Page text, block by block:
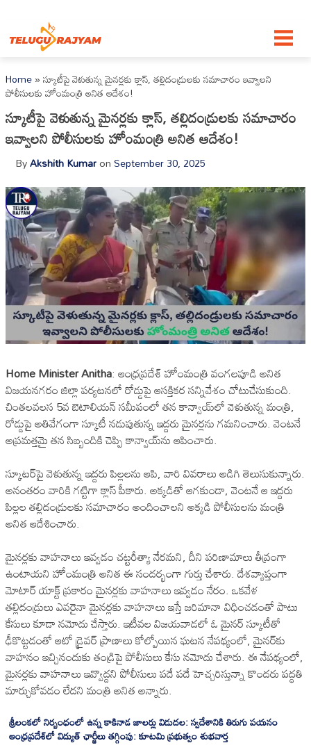
Home»స్కూటీపై వెళుతున్న మైనర్లకు క్లాస్, తల్లిదండ్రులకు సమాచారం ఇవ్వాలని
పోలీసులకు హోంమంత్రి అనిత ఆదేశం!
స్కూటీపై వెళుతున్న మైనర్లకు క్లాస్, తల్లిదండ్రులకు సమాచారం
ఇవ్వాలని పోలీసులకు హోంమంత్రి అనిత ఆదేశం!
ByAkshith KumaronSeptember 30, 2025
Home Minister Anitha: ఆంధ్రప్రదేశ్ హోంమంత్రి వంగలపూడి అనిత
విజయనగరం జిల్లా పర్యటనలో రోడ్డుపై ఆసక్తికర సన్నివేశం చోటుచేసుకుంది.
చింతలవలస 5వ బెటాలియన్‌ సమీపంలో తన కాన్వాయ్‌లో వెళుతున్న మంత్రి,
రోడ్డుపై అతివేగంగా స్కూటీ నడుపుతున్న ఇద్దరు మైనర్లను గమనించారు. వెంటనే
అప్రమత్తమై తన సిబ్బందికి చెప్పి కాన్వాయ్‌‌ను ఆపించారు.
స్కూటర్‌పై వెళుతున్న ఇద్దరు పిల్లలను ఆపి, వారి వివరాలు అడిగి తెలుసుకున్నారు.
అనంతరం వారికి గట్టిగా క్లాస్ పీకారు. అక్కడితో ఆగకుండా, వెంటనే ఆ ఇద్దరు
పిల్లల తల్లిదండ్రులకు సమాచారం అందించాలని అక్కడి పోలీసులను మంత్రి
అనిత ఆదేశించారు.
మైనర్లకు వాహనాలు ఇవ్వడం చట్టరీత్యా నేరమని, దీని పరిణామాలు తీవ్రంగా
ఉంటాయని హోంమంత్రి అనిత ఈ సందర్భంగా గుర్తు చేశారు. దేశవ్యాప్తంగా
మోటార్ యాక్ట్ ప్రకారం మైనర్లకు వాహనాలు ఇవ్వడం నేరం. ఒకవేళ
తల్లిదండ్రులు ఎవరైనా మైనర్లకు వాహనాలు ఇస్తే జరిమానా విధించడంతో పాటు
కేసులు కూడా నమోదు చేస్తారు. ఇటీవల విజయవాడలో ఓ మైనర్ స్కూటీతో
ఢీకొట్టడంతో ఆటో డ్రైవర్ ప్రాణాలు కోల్పోయిన ఘటన నేపథ్యంలో, మైనర్‌కు
వాహనం ఇచ్చినందుకు తండ్రిపై పోలీసులు కేసు నమోదు చేశారు. ఈ నేపథ్యంలో,
మైనర్లకు వాహనాలు ఇవ్వొద్దని పోలీసులు పదే పదే హెచ్చరిస్తున్నా కొందరు పద్ధతి
మార్చుకోవడం లేదని మంత్రి అనిత అన్నారు.
శ్రీలంకలో నిర్బంధంలో ఉన్న కాకినాడ జాలర్లు విడుదల: స్వదేశానికి తిరుగు పయనం
ఆంధ్రప్రదేశ్‌లో విద్యుత్ ఛార్జీలు తగ్గింపు: కూటమి ప్రభుత్వం శుభవార్త